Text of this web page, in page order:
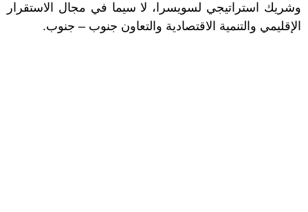
وشريك استراتيجي لسويسرا، لا سيما في مجال الاستقرار
الإقليمي والتنمية الاقتصادية والتعاون جنوب – جنوب.